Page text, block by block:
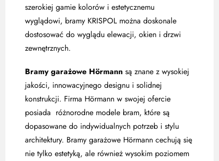
szerokiej gamie kolorów i estetycznemu
wyglądowi, bramy KRISPOL można doskonale
dostosować do wyglądu elewacji, okien i drzwi
zewnętrznych.
Bramy garażowe Hörmannsą znane z wysokiej
jakości, innowacyjnego designu i solidnej
konstrukcji. Firma Hörmann w swojej ofercie
posiada różnorodne modele bram, które są
dopasowane do indywidualnych potrzeb i stylu
architektury. Bramy garażowe Hörmann cechują się
nie tylko estetyką, ale również wysokim poziomem